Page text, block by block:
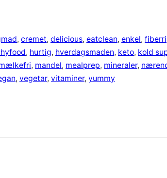
, cremet, delicious, eatclean, enkel,
, hurtig, hverdagsmaden, keto, kold
, mandel, mealprep, mineraler,
, vegetar, vitaminer, yummy